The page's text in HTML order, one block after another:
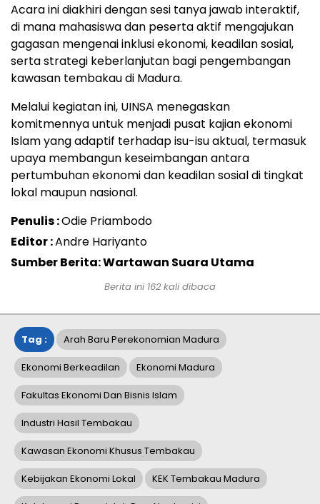
Acara ini diakhiri dengan sesi tanya jawab interaktif,
di mana mahasiswa dan peserta aktif mengajukan
gagasan mengenai inklusi ekonomi, keadilan sosial,
serta strategi keberlanjutan bagi pengembangan
kawasan tembakau di Madura.
Melalui kegiatan ini, UINSA menegaskan
komitmennya untuk menjadi pusat kajian ekonomi
Islam yang adaptif terhadap isu-isu aktual, termasuk
upaya membangun keseimbangan antara
pertumbuhan ekonomi dan keadilan sosial di tingkat
lokal maupun nasional.
Penulis :Odie Priambodo
Editor :Andre Hariyanto
Sumber Berita: Wartawan Suara Utama
Berita ini 162 kali dibaca
Tag : Arah Baru Perekonomian Madura
Ekonomi Berkeadilan Ekonomi Madura
Fakultas Ekonomi Dan Bisnis Islam
Industri Hasil Tembakau
Kawasan Ekonomi Khusus Tembakau
Kebijakan Ekonomi Lokal KEK Tembakau Madura